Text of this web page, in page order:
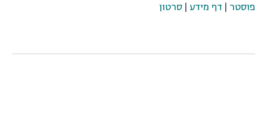
פוסטר | דף מידע | סרטון